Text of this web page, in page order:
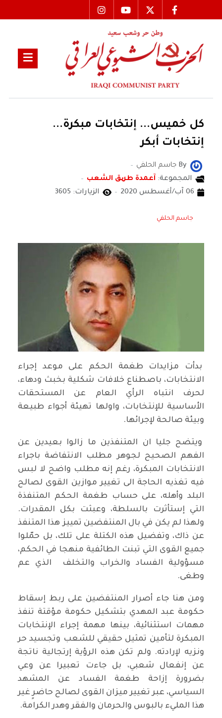
كل خميس... إنتخابات مبكرة...
إنتخابات أبكر
By جاسم الحلفي
المجموعة: آعمدة طریق الشعب
06 آب/أغسطس 2020
الزيارات: 3605
جاسم الحلفي
بدأت مزايدات طغمة الحكم على موعد إجراء
الانتخابات، باصطناع خلافات شكلية بخبث ودهاء،
لحرف انتباه الرأي العام عن المستحقات
الأساسية للإنتخابات، واولها تهيئة أجواء طبيعة
وبيئة صالحة لإجرائها.
ويتضح جليا ان المتنفذين ما زالوا بعيدين عن
الفهم الصحيح لجوهر مطلب الانتفاضة باجراء
الانتخابات المبكرة، رغم إنه مطلب واضح لا لبس
فيه تغذيه الحاجة الى تغيير موازين القوى لصالح
البلد وأهله، على حساب طغمة الحكم المتنفذة
التي إستأثرت بالسلطة، وعبثت بكل المقدرات.
ولهذا لم يكن في بال المنتفضين تمييز هذا المتنفذ
عن ذاك، وتفضيل هذه الكتلة على تلك، بل حمّلوا
جميع القوى التي تبنت الطائفية منهجا في الحكم،
مسؤولية الفساد والخراب والتخلف الذي عم
وطغى.
ومن هنا جاء أصرار المنتفضين على ربط إسقاط
حكومة عبد المهدي بتشكيل حكومة مؤقتة تنفذ
مهمات استثنائية، بينها مهمة إجراء الإنتخابات
المبكرة لتأمين تمثيل حقيقي للشعب وتجسيد حر
ونزيه لإرادته. ولم تكن هذه الرؤية إرتجالية ناتجة
عن إنفعال شعبي، بل جاءت تعبيرا عن وعي
بضرورة إزاحة طغمة الفساد عن المشهد
السياسي، عبر تغيير ميزان القوى لصالح حاضرٍ غير
هذا المليء بالبوس والحرمان والفقر وهدر الكرامة.